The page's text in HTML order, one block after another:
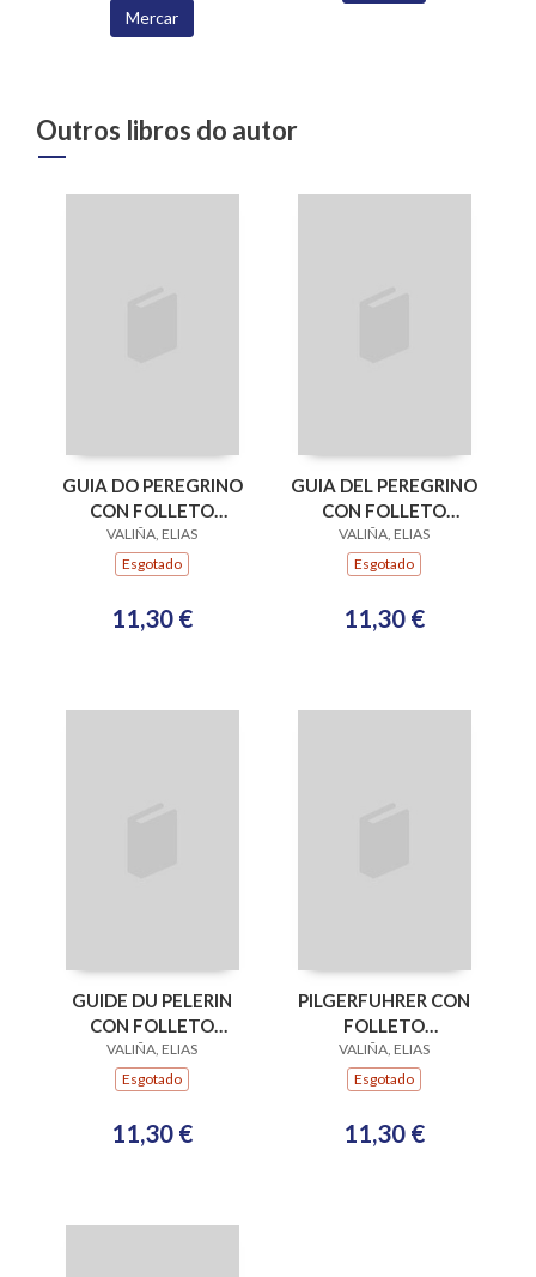
Mercar
Outros libros do autor
GUIA DO PEREGRINO
CON FOLLETO
(ESGOTADO)
VALIÑA, ELIAS
Esgotado
11,30 €
GUIA DEL PEREGRINO
CON FOLLETO
(ESGOTADO)
VALIÑA, ELIAS
Esgotado
11,30 €
GUIDE DU PELERIN
CON FOLLETO
(ESGOTADO)
VALIÑA, ELIAS
Esgotado
11,30 €
PILGERFUHRER CON
FOLLETO
(ESGOTADO)
VALIÑA, ELIAS
Esgotado
11,30 €